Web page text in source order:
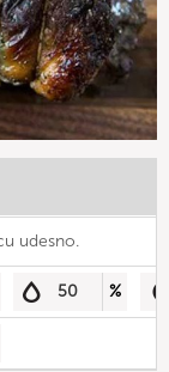
udesno.
50 %